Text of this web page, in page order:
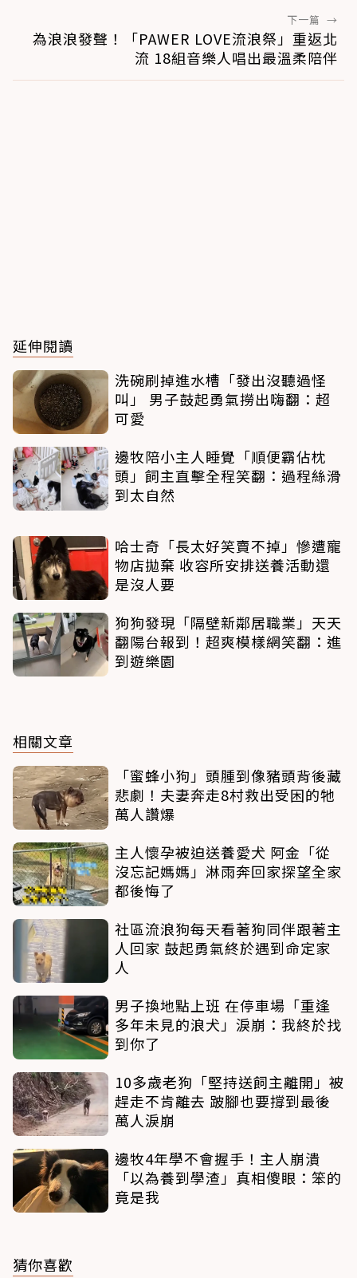
下一篇 →
為浪浪發聲！「PAWER LOVE流浪祭」重返北
流 18組音樂人唱出最溫柔陪伴
延伸閱讀
洗碗刷掉進水槽「發出沒聽過怪
叫」 男子鼓起勇氣撈出嗨翻：超
可愛
邊牧陪小主人睡覺「順便霸佔枕
頭」飼主直擊全程笑翻：過程絲滑
到太自然
哈士奇「長太好笑賣不掉」慘遭寵
物店拋棄 收容所安排送養活動還
是沒人要
狗狗發現「隔壁新鄰居職業」天天
翻陽台報到！超爽模樣網笑翻：進
到遊樂園
相關文章
「蜜蜂小狗」頭腫到像豬頭背後藏
悲劇！夫妻奔走8村救出受困的牠
萬人讚爆
主人懷孕被迫送養愛犬 阿金「從
沒忘記媽媽」淋雨奔回家探望全家
都後悔了
社區流浪狗每天看著狗同伴跟著主
人回家 鼓起勇氣終於遇到命定家
人
男子換地點上班 在停車場「重逢
多年未見的浪犬」淚崩：我終於找
到你了
10多歲老狗「堅持送飼主離開」被
趕走不肯離去 跛腳也要撐到最後
萬人淚崩
邊牧4年學不會握手！主人崩潰
「以為養到學渣」真相傻眼：笨的
竟是我
猜你喜歡